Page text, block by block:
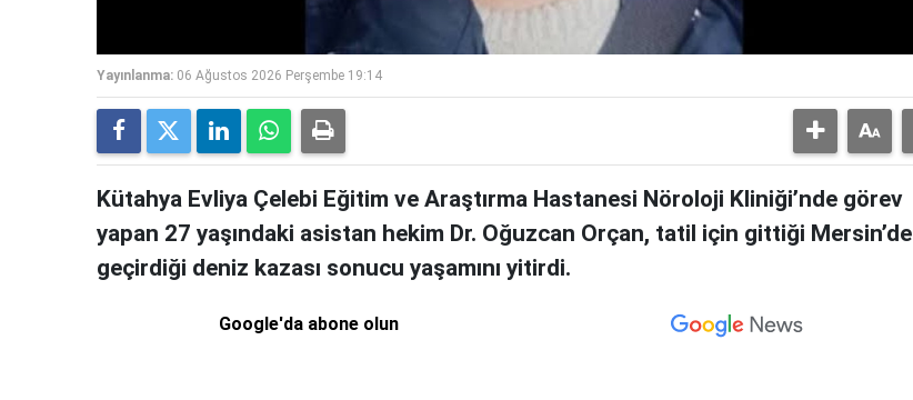
Yayınlanma: 06 Ağustos 2026 Perşembe 19:14
Kütahya Evliya Çelebi Eğitim ve Araştırma Hastanesi Nöroloji Kliniği’nde görev
yapan 27 yaşındaki asistan hekim Dr. Oğuzcan Orçan, tatil için gittiği Mersin’de
geçirdiği deniz kazası sonucu yaşamını yitirdi.
Google'da abone olun